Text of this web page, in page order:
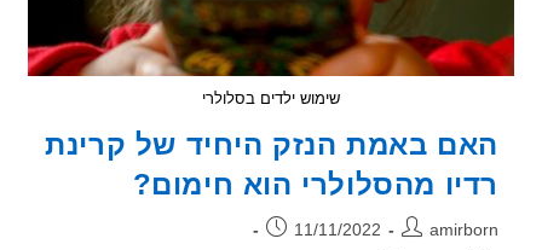
שימוש ילדים בסלולרי
באמת הנזק היחיד של קרינת
מהסלולרי הוא חימום?
פורסם:
11/11/2022